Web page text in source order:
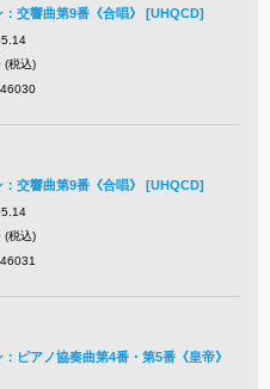
交響曲第9番《合唱》 [UHQCD]
(税込)
交響曲第9番《合唱》 [UHQCD]
(税込)
ピアノ協奏曲第4番・第5番《皇帝》